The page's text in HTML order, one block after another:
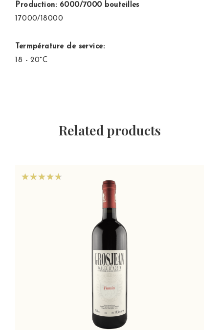
Production: 6000/7000 bouteilles
17000/18000
Termpérature de service:
18 - 20°C
Related products